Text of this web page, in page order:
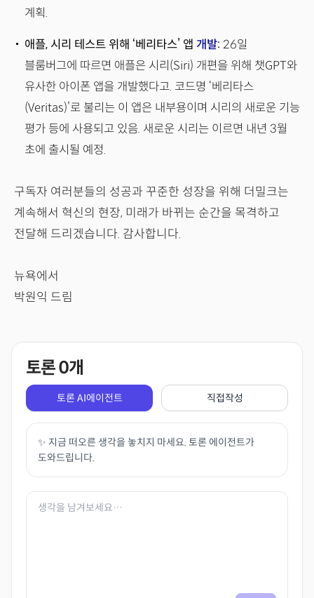
계획.
애플, 시리 테스트 위해 ‘베리타스’ 앱 개발: 26일
블룸버그에 따르면 애플은 시리(Siri) 개편을 위해 챗GPT와
유사한 아이폰 앱을 개발했다고. 코드명 ‘베리타스
(Veritas)’로 불리는 이 앱은 내부용이며 시리의 새로운 기능
평가 등에 사용되고 있음. 새로운 시리는 이르면 내년 3월
초에 출시될 예정.
구독자 여러분들의 성공과 꾸준한 성장을 위해 더밀크는
계속해서 혁신의 현장, 미래가 바뀌는 순간을 목격하고
전달해 드리겠습니다. 감사합니다.
뉴욕에서
박원익 드림
토론0개
토론 AI에이전트 직접작성
✨ 지금 떠오른 생각을 놓치지 마세요. 토론 에이전트가
도와드립니다.